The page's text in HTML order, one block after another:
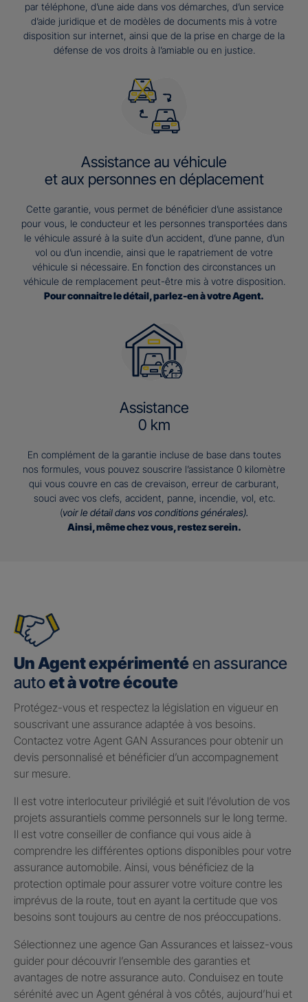
par téléphone, d’une aide dans vos démarches, d’un service
d’aide juridique et de modèles de documents mis à votre
disposition sur internet, ainsi que de la prise en charge de la
défense de vos droits à l’amiable ou en justice.
Assistance au véhicule
et aux personnes en déplacement
Cette garantie, vous permet de bénéficier d’une assistance
pour vous, le conducteur et les personnes transportées dans
le véhicule assuré à la suite d’un accident, d’une panne, d’un
vol ou d’un incendie, ainsi que le rapatriement de votre
véhicule si nécessaire. En fonction des circonstances un
véhicule de remplacement peut-être mis à votre disposition.
Pour connaitre le détail, parlez-en à votre Agent.
Assistance
0 km
En complément de la garantie incluse de base dans toutes
nos formules, vous pouvez souscrire l’assistance 0 kilomètre
qui vous couvre en cas de crevaison, erreur de carburant,
souci avec vos clefs, accident, panne, incendie, vol, etc.
(voir le détail dans vos conditions générales).
Ainsi, même chez vous, restez serein.
Un Agent expérimentéen assurance
autoet à votre écoute
Protégez-vous et respectez la législation en vigueur en
souscrivant une assurance adaptée à vos besoins.
Contactez votre Agent GAN Assurances pour obtenir un
devis personnalisé et bénéficier d’un accompagnement
sur mesure.
Il est votre interlocuteur privilégié et suit l’évolution de vos
projets assurantiels comme personnels sur le long terme.
Il est votre conseiller de confiance qui vous aide à
comprendre les différentes options disponibles pour votre
assurance automobile. Ainsi, vous bénéficiez de la
protection optimale pour assurer votre voiture contre les
imprévus de la route, tout en ayant la certitude que vos
besoins sont toujours au centre de nos préoccupations.
Sélectionnez une agence Gan Assurances et laissez-vous
guider pour découvrir l’ensemble des garanties et
avantages de notre assurance auto. Conduisez en toute
sérénité avec un Agent général à vos côtés, aujourd’hui et